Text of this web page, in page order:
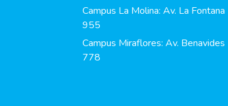
Campus La Molina: Av. La Fontana
955
Campus Miraflores: Av. Benavides
778